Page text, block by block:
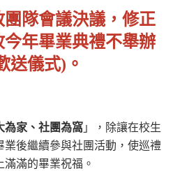
團隊會議決議，修正
年畢業典禮不舉辦
送儀式)。
為家、社團為窩 」，除讓在校生
後繼續參與社團活動，使巡禮
滿的畢業祝福。